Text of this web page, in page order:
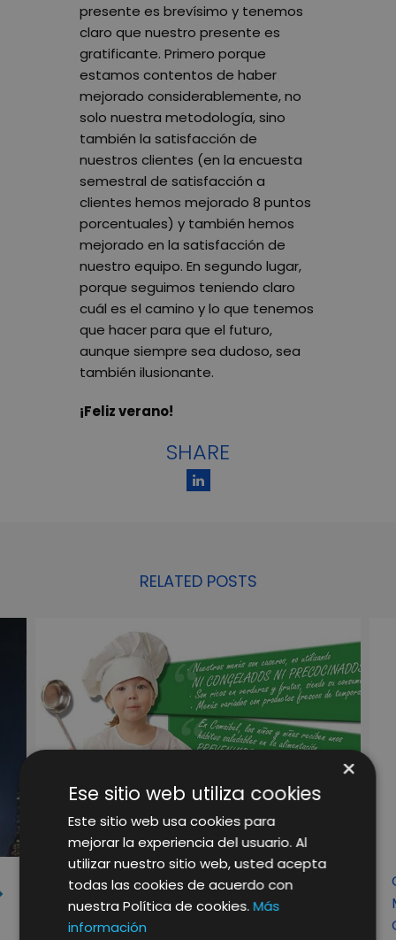
presente es brevísimo y tenemos
claro que nuestro presente es
gratificante. Primero porque
estamos contentos de haber
mejorado considerablemente, no
solo nuestra metodología, sino
también la satisfacción de
nuestros clientes (en la encuesta
semestral de satisfacción a
clientes hemos mejorado 8 puntos
porcentuales) y también hemos
mejorado en la satisfacción de
nuestro equipo. En segundo lugar,
porque seguimos teniendo claro
cuál es el camino y lo que tenemos
que hacer para que el futuro,
aunque siempre sea dudoso, sea
también ilusionante.
¡Feliz verano!
SHARE
RELATED POSTS
COMAIBEL CONFÍA EN EL
MARKETING OUTSOURCING DE
LIFTING CONSULTING
×
Ese sitio web utiliza cookies
Este sitio web usa cookies para
mejorar la experiencia del usuario. Al
utilizar nuestro sitio web, usted acepta
todas las cookies de acuerdo con
nuestra Política de cookies.Más
información